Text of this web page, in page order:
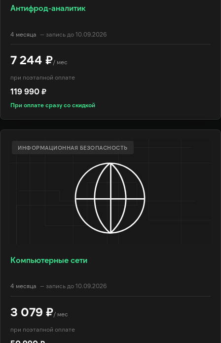
Антифрод-аналитик
4 месяца — запись до 10.09.2026
7 244 ₽/ мес
при поэтапной оплате
119 990 ₽
При оплате сразу со скидкой
ИНФОРМАЦИОННАЯ БЕЗОПАСНОСТЬ
Компьютерные сети
4 месяца — запись до 10.09.2026
3 079 ₽/ мес
при поэтапной оплате